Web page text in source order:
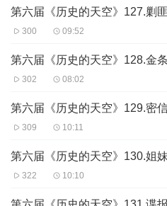
第六届《历史的天空》127.剿匪
300 09:52
第六届《历史的天空》128.金条
302 08:02
第六届《历史的天空》129.密
309 10:11
第六届《历史的天空》130.姐妹
322 10:10